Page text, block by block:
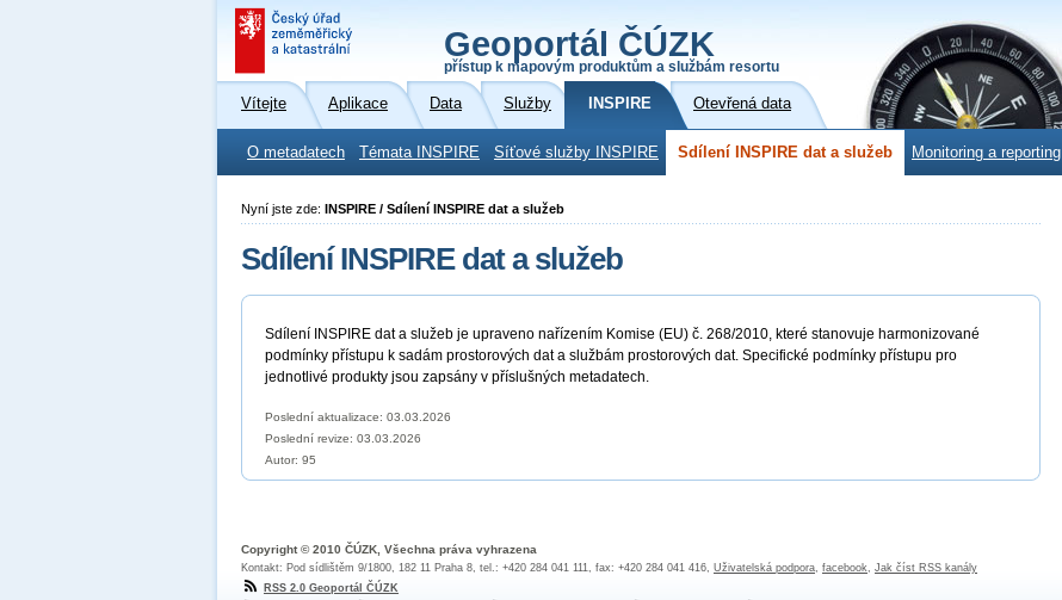
Geoportál ČÚZK
přístup k mapovým produktům a službám resortu
Vítejte Aplikace Data Služby INSPIRE Otevřená data
O metadatech Témata INSPIRE Síťové služby INSPIRE Sdílení INSPIRE dat a služeb Monitoring a reporting
Nyní jste zde: INSPIRE / Sdílení INSPIRE dat a služeb
Sdílení INSPIRE dat a služeb
Sdílení INSPIRE dat a služeb je upraveno nařízením Komise (EU) č. 268/2010, které stanovuje harmonizované
podmínky přístupu k sadám prostorových dat a službám prostorových dat. Specifické podmínky přístupu pro
jednotlivé produkty jsou zapsány v příslušných metadatech.
Poslední aktualizace: 03.03.2026
Poslední revize: 03.03.2026
Autor: 95
Copyright © 2010 ČÚZK, Všechna práva vyhrazena
Kontakt: Pod sídlištěm 9/1800, 182 11 Praha 8, tel.: +420 284 041 111, fax: +420 284 041 416, Uživatelská podpora, facebook, Jak číst RSS kanály
RSS 2.0 Geoportál ČÚZK